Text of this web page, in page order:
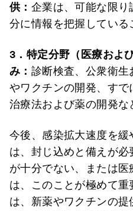
供： 企業は、可能な限
分に情報を把握している
3 ． 特定分野（医療およ
み： 診断検査、公衆衛
やワクチンの開発、す
治療法および薬の開発な
今後、感染拡大速度を緩
は、封じ込めと備えが
が十分でない、または
は、このことが極めて
は、新薬やワクチンの